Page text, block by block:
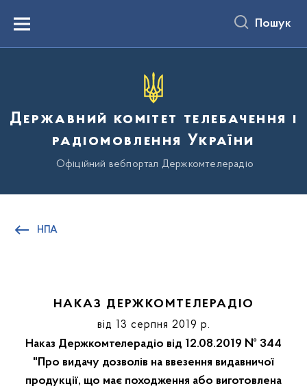
вмістуMenu Пошук
Державний комітет телебачення і
радіомовлення України
Офіційний вебпортал Держкомтелерадіо
НПА
НАКАЗ ДЕРЖКОМТЕЛЕРАДІО
від 13 серпня 2019 р.
Наказ Держкомтелерадіо від 12.08.2019 № 344
"Про видачу дозволів на ввезення видавничої
продукції, що має походження або виготовлена